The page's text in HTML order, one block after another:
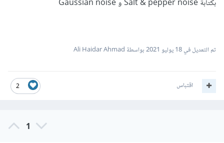
بكتابة Salt & pepper noise و Gaussian noise
تم التعديل في18 يوليو 2021 بواسطة Ali Haidar Ahmad
2 اقتباس
1